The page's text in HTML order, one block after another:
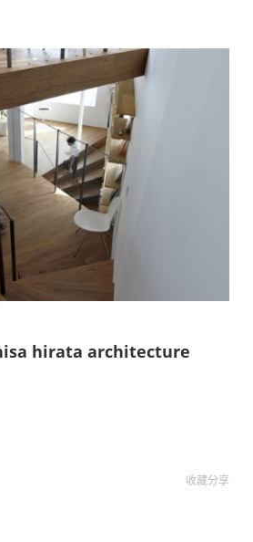
hirata architecture
收藏分享